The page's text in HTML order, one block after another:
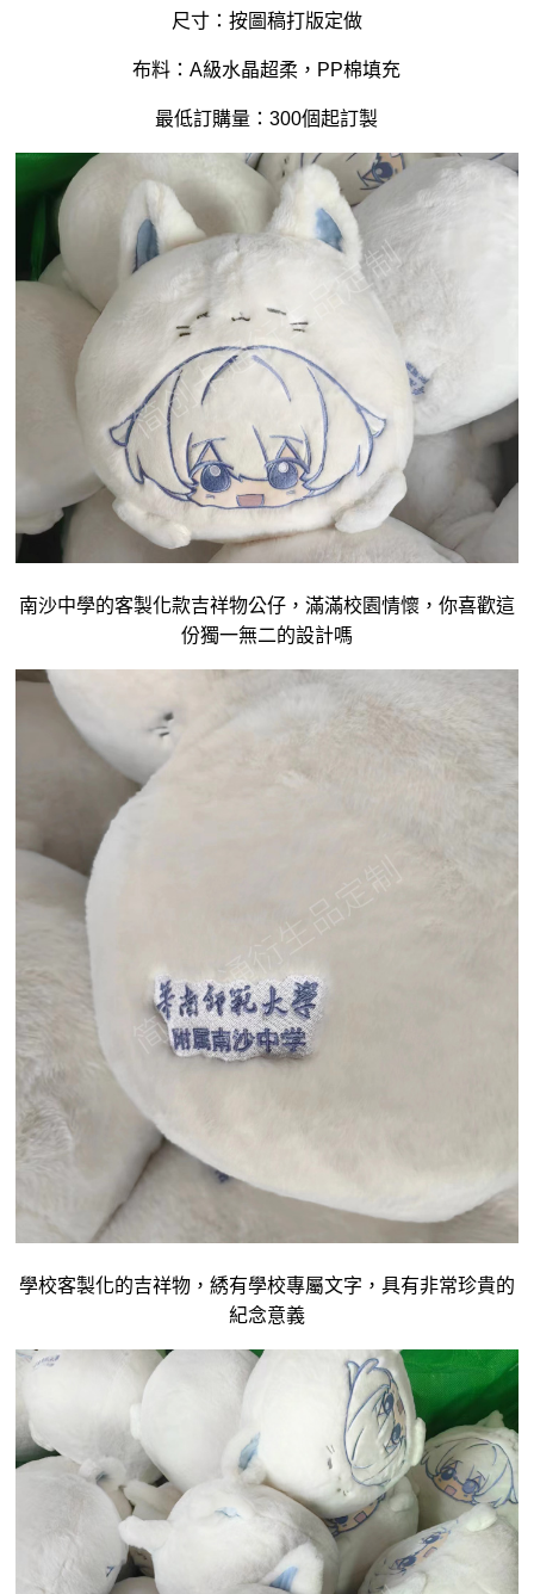
尺寸：按圖稿打版定做
布料：A級水晶超柔，PP棉填充
最低訂購量：300個起訂製
南沙中學的客製化款吉祥物公仔，滿滿校園情懷，你喜歡這
份獨一無二的設計嗎
學校客製化的吉祥物，綉有學校專屬文字，具有非常珍貴的
紀念意義